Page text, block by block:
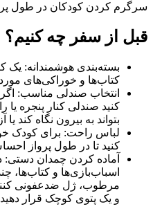
سرگرم کردن کودکان در طول
قبل از سفر چه کنیم؟
بسته‌بندی هوشمندانه: یک
کتاب‌ها و خوراکی‌های مورد
انتخاب صندلی مناسب:
کنید صندلی کنار پنجره یا
بتواند به بیرون نگاه کند
لباس راحت: برای کودک
کنید تا در طول پرواز
آماده کردن چمدان دستی:
اسباب‌بازی‌ها و کتاب‌ها،
مرطوب، ژل ضدعفونی
و یک پتوی کوچک قرار